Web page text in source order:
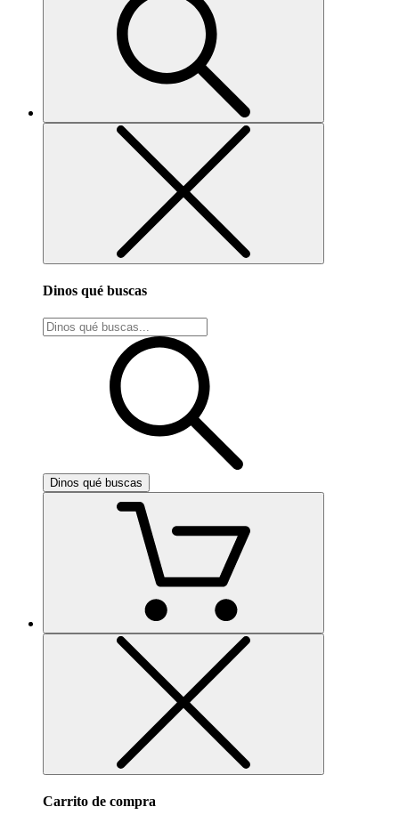
Dinos qué buscas
Dinos qué buscas
Carrito de compra